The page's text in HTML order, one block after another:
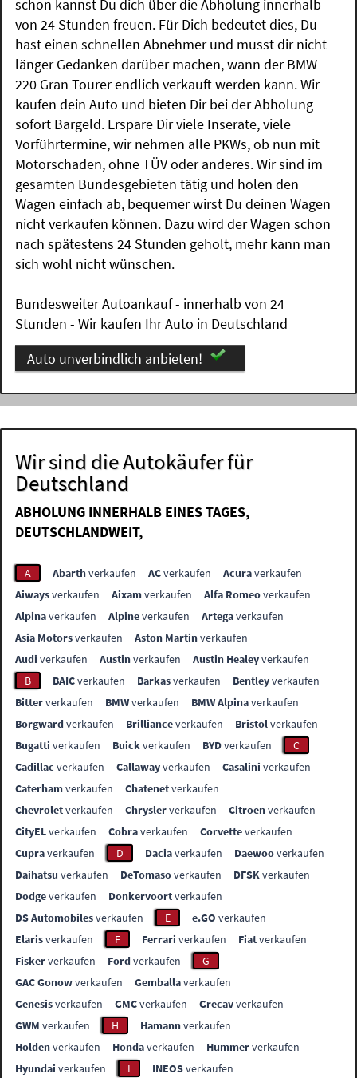
schon kannst Du dich über die Abholung innerhalb
von 24 Stunden freuen. Für Dich bedeutet dies, Du
hast einen schnellen Abnehmer und musst dir nicht
länger Gedanken darüber machen, wann der BMW
220 Gran Tourer endlich verkauft werden kann. Wir
kaufen dein Auto und bieten Dir bei der Abholung
sofort Bargeld. Erspare Dir viele Inserate, viele
Vorführtermine, wir nehmen alle PKWs, ob nun mit
Motorschaden, ohne TÜV oder anderes. Wir sind im
gesamten Bundesgebieten tätig und holen den
Wagen einfach ab, bequemer wirst Du deinen Wagen
nicht verkaufen können. Dazu wird der Wagen schon
nach spätestens 24 Stunden geholt, mehr kann man
sich wohl nicht wünschen.
Bundesweiter Autoankauf - innerhalb von 24
Stunden - Wir kaufen Ihr Auto in Deutschland
Auto unverbindlich anbieten!
Wir sind die Autokäufer für
Deutschland
ABHOLUNG INNERHALB EINES TAGES,
DEUTSCHLANDWEIT,
A Abarthverkaufen ACverkaufen Acuraverkaufen
Aiwaysverkaufen Aixamverkaufen Alfa Romeoverkaufen
Alpinaverkaufen Alpineverkaufen Artegaverkaufen
Asia Motorsverkaufen Aston Martinverkaufen
Audi verkaufen Austinverkaufen Austin Healeyverkaufen
B
BAICverkaufen Barkasverkaufen Bentleyverkaufen
Bitterverkaufen BMWverkaufen BMW Alpinaverkaufen
Borgwardverkaufen Brillianceverkaufen Bristolverkaufen
Bugatti verkaufen Buickverkaufen BYDverkaufen
C
Cadillac verkaufen Callawayverkaufen Casalini verkaufen
Caterhamverkaufen Chatenetverkaufen
Chevroletverkaufen Chryslerverkaufen Citroenverkaufen
CityELverkaufen Cobraverkaufen Corvetteverkaufen
Cupraverkaufen D Daciaverkaufen Daewooverkaufen
Daihatsu verkaufen DeTomasoverkaufen DFSKverkaufen
Dodgeverkaufen Donkervoortverkaufen
DS Automobilesverkaufen E e.GO verkaufen
Elarisverkaufen F Ferrari verkaufen Fiatverkaufen
Fiskerverkaufen Fordverkaufen
G
GAC Gonowverkaufen Gemballaverkaufen
Genesisverkaufen GMCverkaufen Grecavverkaufen
GWM verkaufen H Hamannverkaufen
Holdenverkaufen Hondaverkaufen Hummerverkaufen
Hyundai verkaufen I INEOSverkaufen